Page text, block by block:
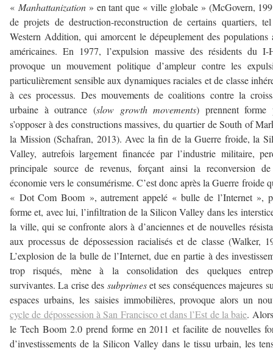
« Manhattanization» en tant que « ville globale » (McGovern,
de projets de destruction-reconstruction de certains quartiers,
Western Addition, qui amorcent le dépeuplement des populations
américaines. En 1977, l’expulsion massive des résidents du I-
provoque un mouvement politique d’ampleur contre les
particulièrement sensible aux dynamiques raciales et de classe
à ces processus. Des mouvements de coalitions contre la
urbaine à outrance (slow growth movements) prennent forme
s’opposer à des constructions massives, du quartier de South of
la Mission (Schafran, 2013). Avec la fin de la Guerre froide, la
Valley, autrefois largement financée par l’industrie militaire,
principale source de revenus, forçant ainsi la reconversion
économie vers le consumérisme. C’est donc après la Guerre froide
« Dot Com Boom », autrement appelé « bulle de l’Internet »,
forme et, avec lui, l’infiltration de la Silicon Valley dans les
la ville, qui se confronte alors à d’anciennes et de nouvelles
aux processus de dépossession racialisés et de classe (Walker,
L’explosion de la bulle de l’Internet, due en partie à des
trop risqués, mène à la consolidation des quelques
survivantes. La crise des subprimeset ses conséquences majeures
espaces urbains, les saisies immobilières, provoque alors un
cycle de dépossession à San Francisco et dans l’Est de la baie.
le Tech Boom 2.0 prend forme en 2011 et facilite de nouvelles
d’investissements de la Silicon Valley dans le tissu urbain, les